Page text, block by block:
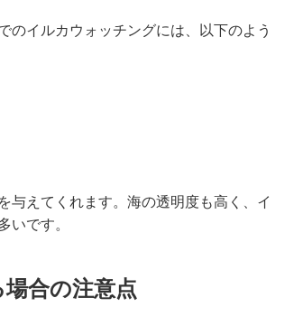
のイルカウォッチングには、以下のよう
与えてくれます。海の透明度も高く、イ
いです。
合の注意点